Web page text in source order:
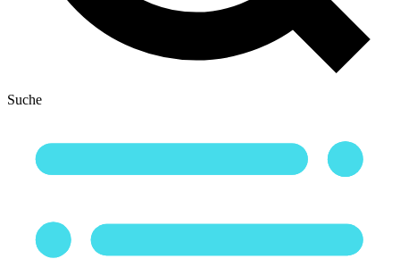
Suche